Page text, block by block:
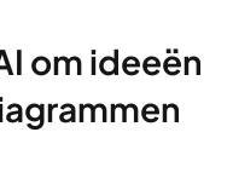
om ideeën